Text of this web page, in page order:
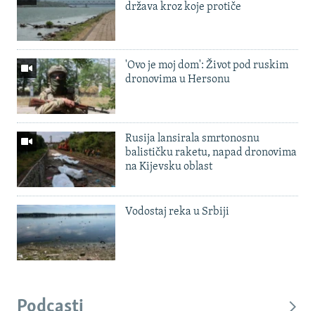
država kroz koje protiče
'Ovo je moj dom': Život pod ruskim
dronovima u Hersonu
Rusija lansirala smrtonosnu
balističku raketu, napad dronovima
na Kijevsku oblast
Vodostaj reka u Srbiji
Podcasti